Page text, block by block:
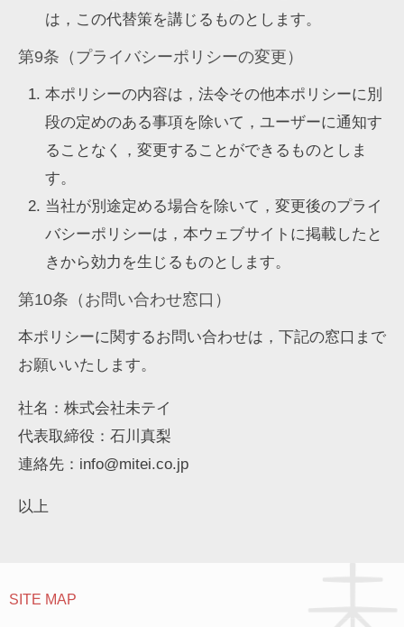
は，この代替策を講じるものとします。
第9条（プライバシーポリシーの変更）
本ポリシーの内容は，法令その他本ポリシーに別
段の定めのある事項を除いて，ユーザーに通知す
ることなく，変更することができるものとしま
す。
当社が別途定める場合を除いて，変更後のプライ
バシーポリシーは，本ウェブサイトに掲載したと
きから効力を生じるものとします。
第10条（お問い合わせ窓口）
本ポリシーに関するお問い合わせは，下記の窓口まで
お願いいたします。
社名：株式会社未テイ
代表取締役：石川真梨
連絡先：info@mitei.co.jp
以上
SITE MAP